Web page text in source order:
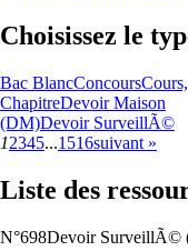
Choisissez le
Bac BlancConcoursCours,
ChapitreDevoir Maison
(DM)Devoir SurveillÃ©
12345...1516suivant »
Liste des
N°698Devoir SurveillÃ©